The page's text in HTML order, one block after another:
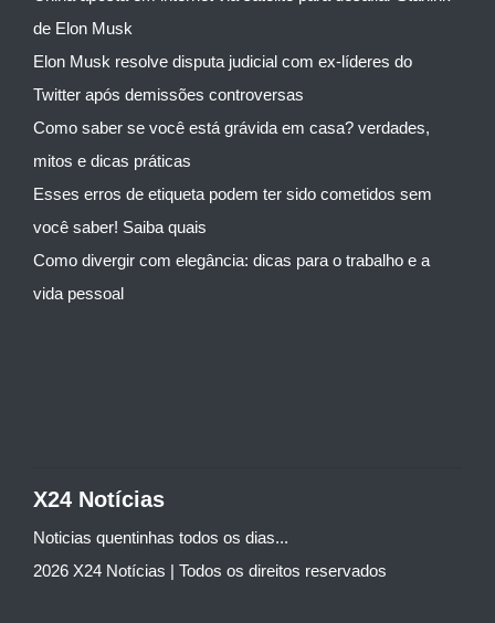
de Elon Musk
Elon Musk resolve disputa judicial com ex-líderes do
Twitter após demissões controversas
Como saber se você está grávida em casa? verdades,
mitos e dicas práticas
Esses erros de etiqueta podem ter sido cometidos sem
você saber! Saiba quais
Como divergir com elegância: dicas para o trabalho e a
vida pessoal
X24 Notícias
Noticias quentinhas todos os dias...
2026 X24 Notícias | Todos os direitos reservados